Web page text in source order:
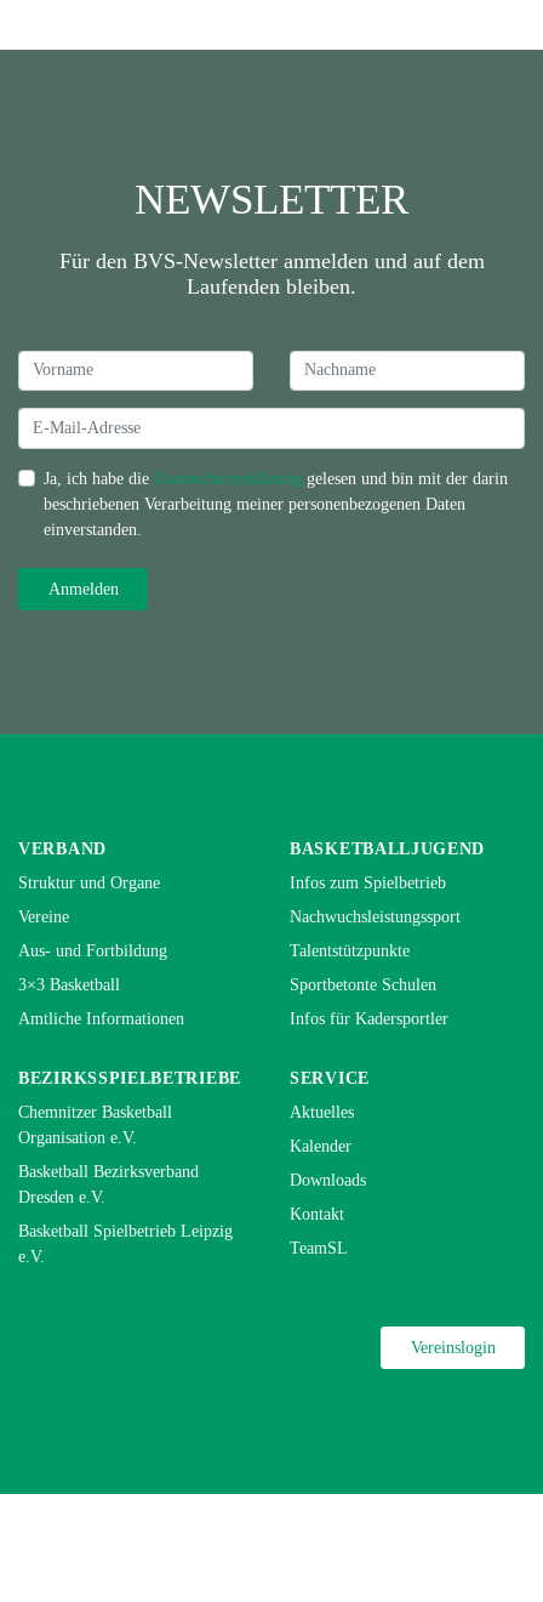
NEWSLETTER
Für den BVS-Newsletter anmelden und auf dem
Laufenden bleiben.
Ja, ich habe die Datenschutzerklärung gelesen und bin mit der darin
beschriebenen Verarbeitung meiner personenbezogenen Daten
einverstanden.
VERBAND
Struktur und Organe
Vereine
Aus- und Fortbildung
3×3 Basketball
Amtliche Informationen
BASKETBALLJUGEND
Infos zum Spielbetrieb
Nachwuchsleistungssport
Talentstützpunkte
Sportbetonte Schulen
Infos für Kadersportler
BEZIRKSSPIELBETRIEBE
Chemnitzer Basketball
Organisation e.V.
Basketball Bezirksverband
Dresden e.V.
Basketball Spielbetrieb Leipzig
e.V.
SERVICE
Aktuelles
Kalender
Downloads
Kontakt
TeamSL
Vereinslogin